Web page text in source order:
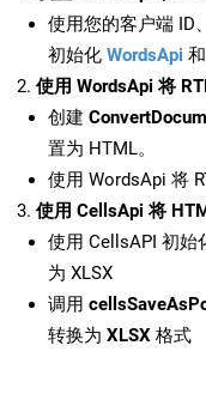
使用您的客户端 ID
初始化 WordsApi 和
使用 WordsApi 将
创建
置为 HTML。
使用 WordsApi 将
使用 CellsApi 将
使用 CellsAPI 初始
为 XLSX
调用
转换为 XLSX 格式